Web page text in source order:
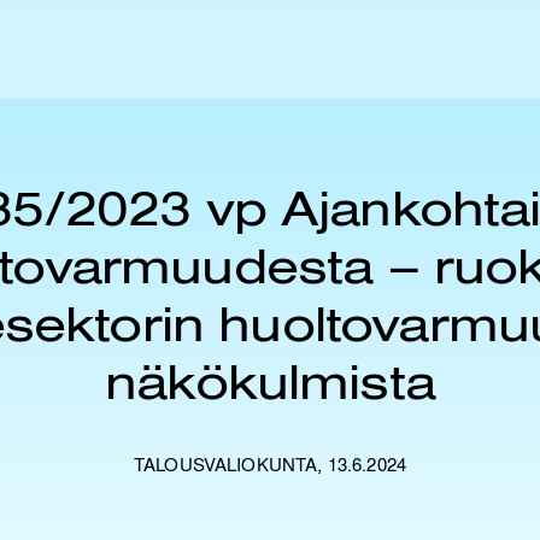
2023 vp
–
näkökulmista
TALOUSVALIOKUNTA, 13.6.2024